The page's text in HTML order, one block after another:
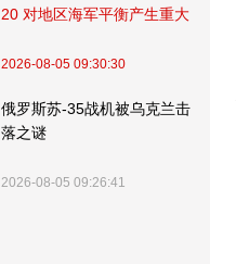
20 对地区海军平衡产生重大
2026-08-05 09:30:30
俄罗斯苏-35战机被乌克兰击
落之谜
2026-08-05 09:26:41